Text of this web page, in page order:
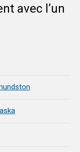
avec l’un